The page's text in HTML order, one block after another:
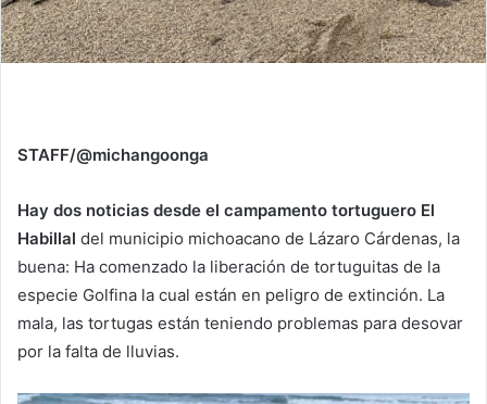
STAFF/@michangoonga
Hay dos noticias desde el campamento tortuguero El
Habillal del municipio michoacano de Lázaro Cárdenas, la
buena: Ha comenzado la liberación de tortuguitas de la
especie Golfina la cual están en peligro de extinción. La
mala, las tortugas están teniendo problemas para desovar
por la falta de lluvias.